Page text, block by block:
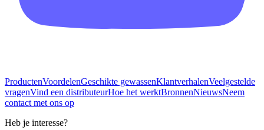
ProductenVoordelenGeschikte gewassenKlantverhalenVeelgestelde
vragenVind een distributeurHoe het werktBronnenNieuwsNeem
contact met ons op
Heb je interesse?